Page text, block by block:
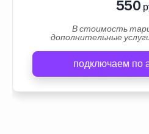
550
В стоимость
дополнительные
подключаем по